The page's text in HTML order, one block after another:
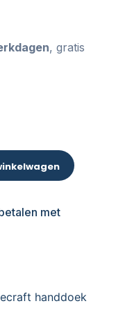
, gratis
met
handdoek